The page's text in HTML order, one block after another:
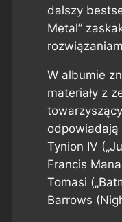
dalszy
Metal”
W albumie
materiały z
Tynion IV
Francis
Tomasi
Barrows